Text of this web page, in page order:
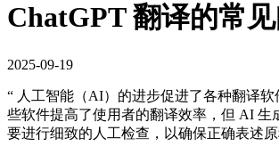
ChatGPT 翻译的常
2025-09-19
“ 人工智能（AI）的进步促进了各种翻译
些软件提高了使用者的翻译效率，但 AI 生
要进行细致的人工检查，以确保正确表述